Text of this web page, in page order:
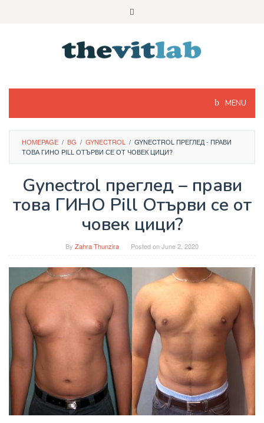
MENU
HOMEPAGE / BG / GYNECTROL / GYNECTROL ПРЕГЛЕД - ПРАВИ
ТОВА ГИНО PILL ОТЪРВИ СЕ ОТ ЧОВЕК ЦИЦИ?
Gynectrol преглед – прави
това ГИНО Pill Отърви се от
човек цици?
By Zahra Thunzira Posted onJune 2, 2020